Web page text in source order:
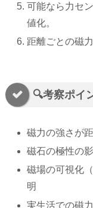
可能なら力セ
値化。
距離ごとの磁
🔍考察ポイ
磁力の強さが
磁石の極性の
磁場の可視化
明
実生活での磁